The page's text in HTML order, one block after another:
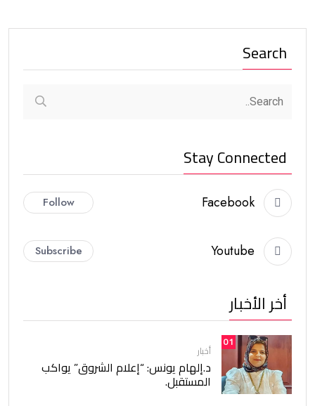
Search
Stay Connected
Facebook
Follow
Youtube
Subscribe
أخر الأخبار
01
أخبار
د.إلهام يونس: “إعلام الشروق” يواكب
المستقبل.